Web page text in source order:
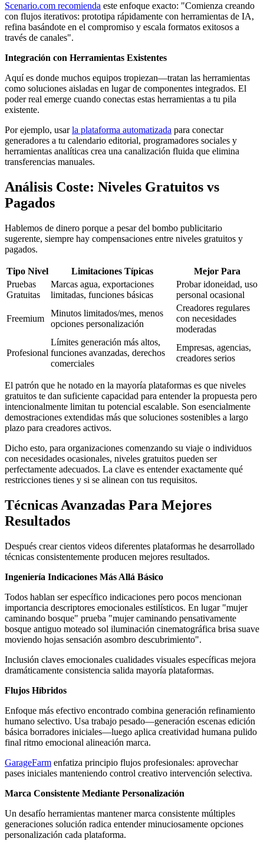
Scenario.com recomienda este enfoque exacto: "Comienza creando
con flujos iterativos: prototipa rápidamente con herramientas de IA,
refina basándote en el compromiso y escala formatos exitosos a
través de canales".
Integración con Herramientas Existentes
Aquí es donde muchos equipos tropiezan—tratan las herramientas
como soluciones aisladas en lugar de componentes integrados. El
poder real emerge cuando conectas estas herramientas a tu pila
existente.
Por ejemplo, usarla plataforma automatizada para conectar
generadores a tu calendario editorial, programadores sociales y
herramientas analíticas crea una canalización fluida que elimina
transferencias manuales.
Análisis Coste: Niveles Gratuitos vs
Pagados
Hablemos de dinero porque a pesar del bombo publicitario
sugerente, siempre hay compensaciones entre niveles gratuitos y
pagados.
Tipo Nivel Limitaciones Típicas
Mejor Para
Pruebas
Gratuitas
Marcas agua, exportaciones
limitadas, funciones básicas
Probar idoneidad, uso
personal ocasional
Freemium
Minutos limitados/mes, menos
opciones personalización
Creadores regulares
con necesidades
moderadas
Profesional
Límites generación más altos,
funciones avanzadas, derechos
comerciales
Empresas, agencias,
creadores serios
El patrón que he notado en la mayoría plataformas es que niveles
gratuitos te dan suficiente capacidad para entender la propuesta pero
intencionalmente limitan tu potencial escalable. Son esencialmente
demostraciones extendidas más que soluciones sostenibles a largo
plazo para creadores activos.
Dicho esto, para organizaciones comenzando su viaje o individuos
con necesidades ocasionales, niveles gratuitos pueden ser
perfectamente adecuados. La clave es entender exactamente qué
restricciones tienes y si se alinean con tus requisitos.
Técnicas Avanzadas Para Mejores
Resultados
Después crear cientos videos diferentes plataformas he desarrollado
técnicas consistentemente producen mejores resultados.
Ingeniería Indicaciones Más Allá Básico
Todos hablan ser específico indicaciones pero pocos mencionan
importancia descriptores emocionales estilísticos. En lugar "mujer
caminando bosque" prueba "mujer caminando pensativamente
bosque antiguo moteado sol iluminación cinematográfica brisa suave
moviendo hojas sensación asombro descubrimiento".
Inclusión claves emocionales cualidades visuales específicas mejora
dramáticamente consistencia salida mayoría plataformas.
Flujos Híbridos
Enfoque más efectivo encontrado combina generación refinamiento
humano selectivo. Usa trabajo pesado—generación escenas edición
básica borradores iniciales—luego aplica creatividad humana pulido
final ritmo emocional alineación marca.
GarageFarm enfatiza principio flujos profesionales: aprovechar
pases iniciales manteniendo control creativo intervención selectiva.
Marca Consistente Mediante Personalización
Un desafío herramientas mantener marca consistente múltiples
generaciones solución radica entender minuciosamente opciones
personalización cada plataforma.